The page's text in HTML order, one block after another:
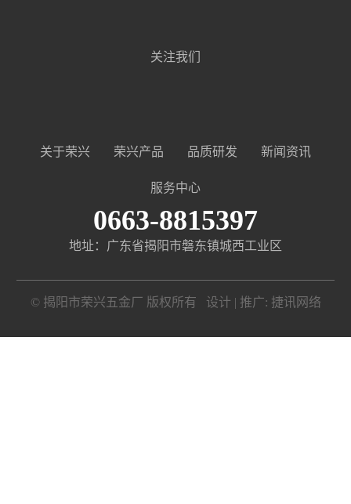
关注我们
关于荣兴 荣兴产品 品质研发 新闻资讯
服务中心
0663-8815397
地址：广东省揭阳市磐东镇城西工业区
© 揭阳市荣兴五金厂 版权所有 设计 | 推广: 捷讯网络